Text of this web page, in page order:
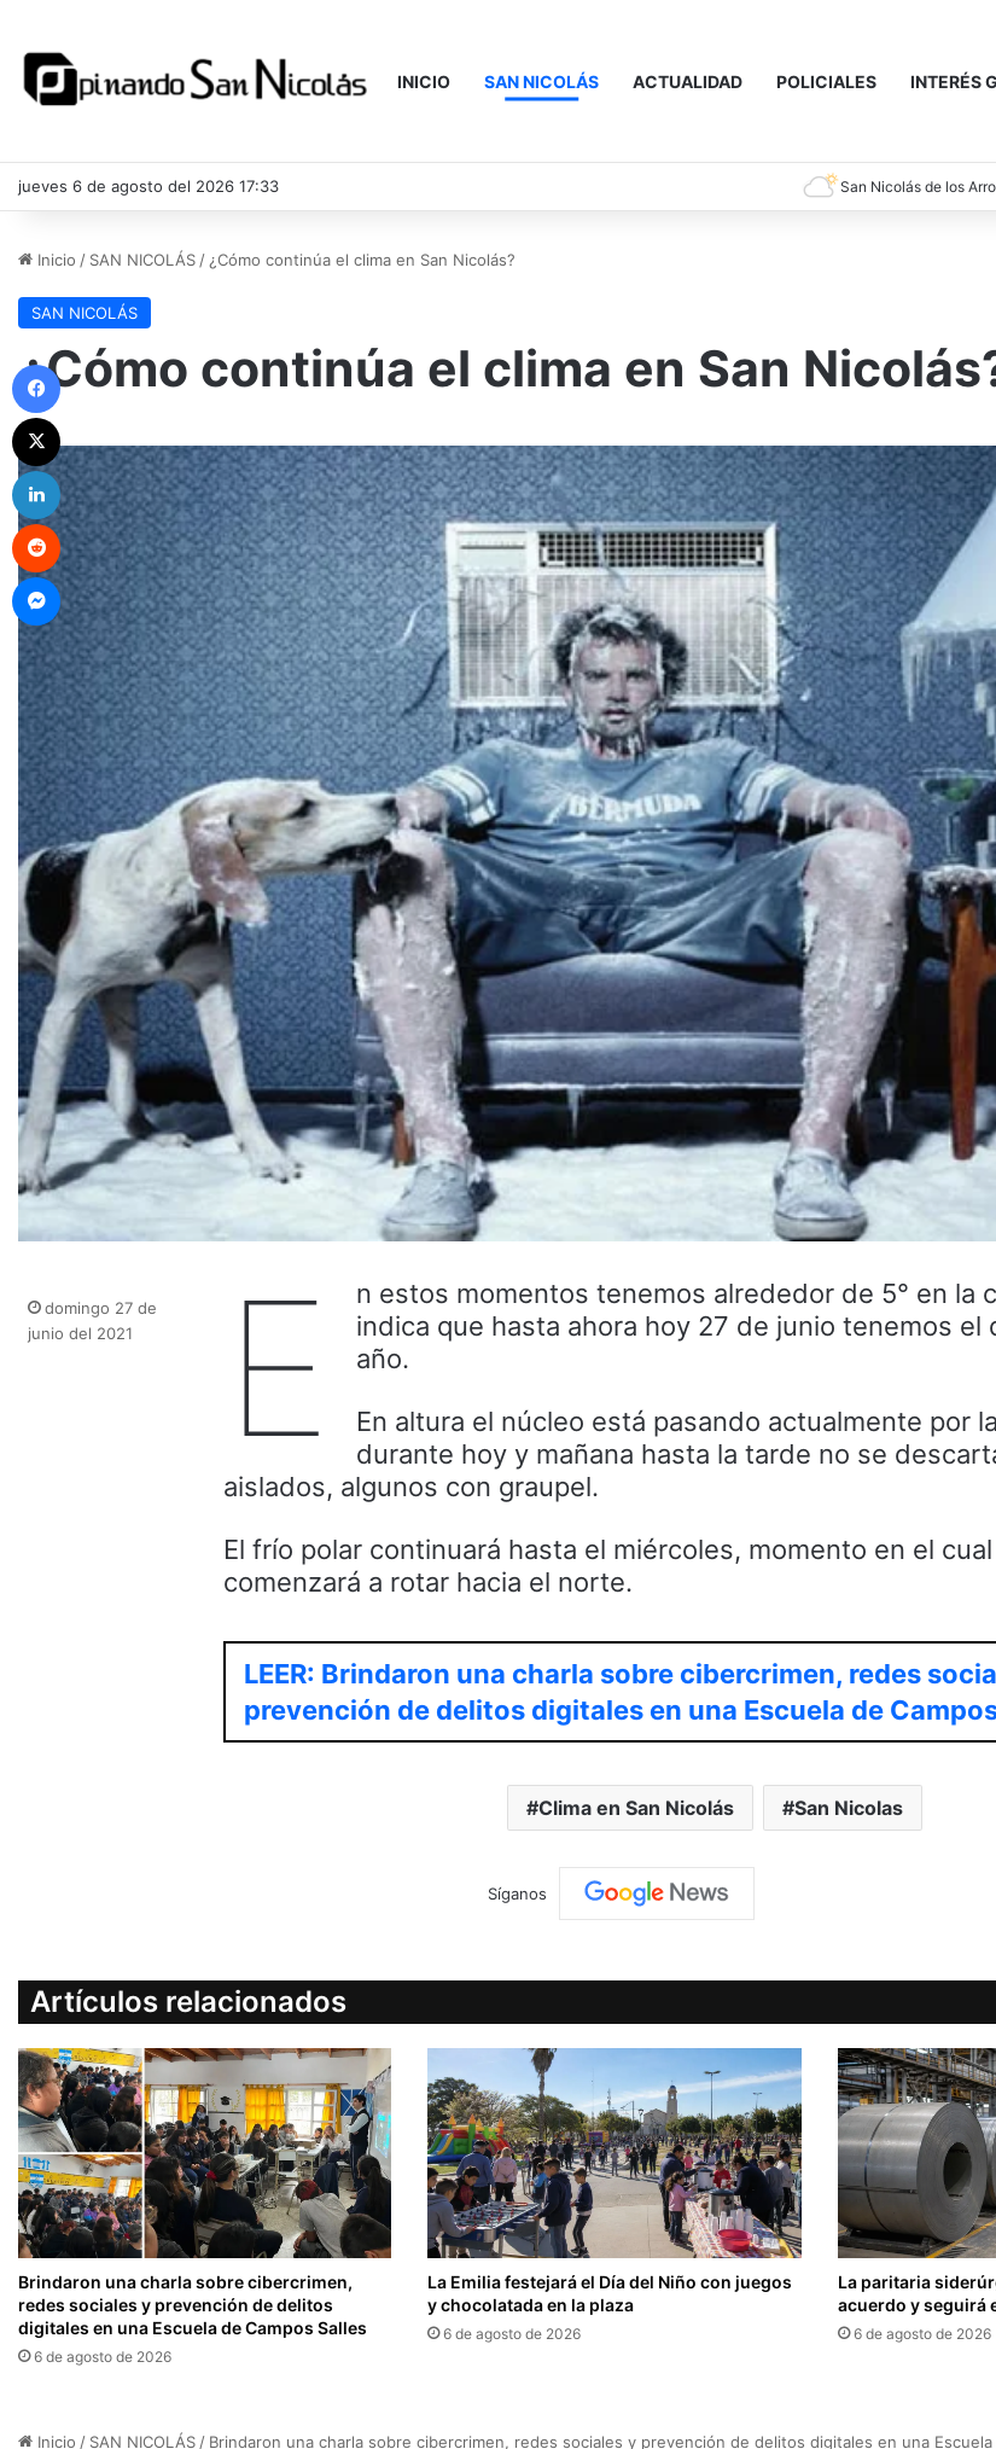
INICIO SAN NICOLÁS ACTUALIDAD POLICIALES INTERÉS
jueves 6 de agosto del 2026 17:33 San Nicolás de los
Inicio / SAN NICOLÁS / ¿Cómo continúa el clima en San Nicolás?
SAN NICOLÁS
¿Cómo continúa el clima en San
E
n estos momentos tenemos alrededor de 5° en la
indica que hasta ahora hoy 27 de junio tenemos el
año.
En altura el núcleo está pasando actualmente por
durante hoy y mañana hasta la tarde no se
aislados, algunos con graupel.
El frío polar continuará hasta el miércoles, momento en el
comenzará a rotar hacia el norte.
LEER: Brindaron una charla sobre cibercrimen, redes
prevención de delitos digitales en una Escuela de
Clima en San Nicolás San Nicolas
domingo 27 de
junio del 2021
Síganos
Artículos relacionados
Brindaron una charla sobre cibercrimen,
redes sociales y prevención de delitos
digitales en una Escuela de Campos Salles
6 de agosto de 2026
La Emilia festejará el Día del Niño con juegos
y chocolatada en la plaza
6 de agosto de 2026
La paritaria
acuerdo y seguirá
6 de agosto de 2026
Facebook
LinkedIn
Reddit
Messenger